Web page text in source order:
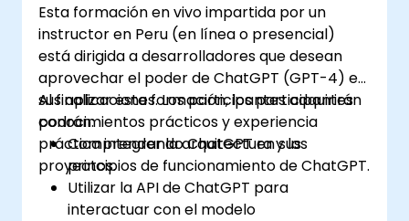
Esta formación en vivo impartida por un
instructor en Peru (en línea o presencial)
está dirigida a desarrolladores que desean
aprovechar el poder de ChatGPT (GPT-4) en
sus aplicaciones. Los participantes adquirirán
conocimientos prácticos y experiencia
práctica integrando ChatGPT en sus
proyectos.
Al finalizar esta formación, los participantes
podrán:
Comprender la arquitectura y los
principios de funcionamiento de ChatGPT.
Utilizar la API de ChatGPT para
interactuar con el modelo